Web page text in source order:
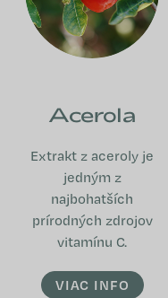
Acerola
Extrakt z aceroly je
jedným z
najbohatších
prírodných zdrojov
vitamínu C.
VIAC INFO